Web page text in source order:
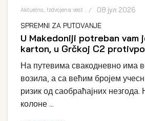
Aktuelno Izdvojena vest 08 јул 2026
SPREMNI ZA PUTOVANJE
U Makedoniji potreban vam
karton, u Grčkoj C2
На путевима свакодневно има
возила, а са већим бројем
ризик од саобраћајних
колоне ...